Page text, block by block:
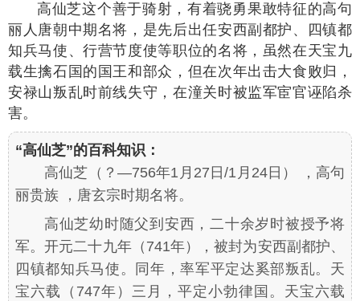
高仙芝这个善于骑射，有着骁勇果敢特征的高句
丽人唐朝中期名将，是先后出任安西副都护、四镇都
知兵马使、行营节度使等职位的名将，虽然在天宝九
载生擒石国的国王和部众，但在次年出击大食败归，
安禄山叛乱时前线失守，在潼关时被监军宦官诬陷杀
害。
“高仙芝”的百科知识：
高仙芝（？—756年1月27日/1月24日） ，高句
丽贵族 ，唐玄宗时期名将。
高仙芝幼时随父到安西，二十余岁时被授予将
军。开元二十九年（741年），被封为安西副都护、
四镇都知兵马使。同年，率军平定达奚部叛乱。天
宝六载（747年）三月，平定小勃律国。天宝六载